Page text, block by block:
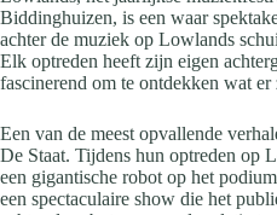
Biddinghuizen, is een waar
achter de muziek op Lowlands
Elk optreden heeft zijn eigen
fascinerend om te ontdekken wat er
Een van de meest opvallende
De Staat. Tijdens hun optreden op
een gigantische robot op het
een spectaculaire show die het